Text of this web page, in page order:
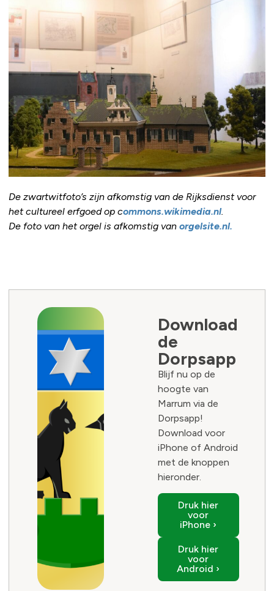
De zwartwitfoto’s zijn afkomstig van de Rijksdienst voor
het cultureel erfgoed op commons.wikimedia.nl.
De foto van het orgel is afkomstig van orgelsite.nl.
Download
de
Dorpsapp
Blijf nu op de
hoogte van
Marrum via de
Dorpsapp!
Download voor
iPhone of Android
met de knoppen
hieronder.
Druk hier
voor
iPhone ›
Druk hier
voor
Android ›